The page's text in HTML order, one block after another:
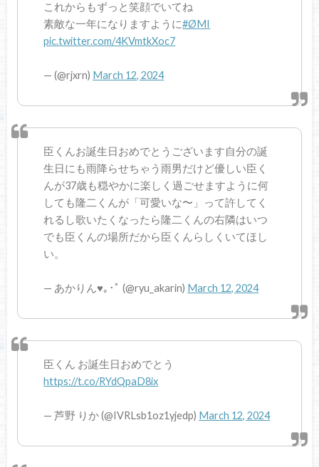
これからもずっと笑顔でいてね
素敵な一年になりますように#ØMI
pic.twitter.com/4KVmtkXoc7
— (@rjxrn) March 12, 2024
臣くんお誕生日おめでとうございます自分の誕
生日にも雨降らせちゃう雨男だけど優しい臣く
んが37歳も穏やかに楽しく過ごせますように何
しても隆二くんが「可愛いな〜」って許してく
れるし歌いたくなったら隆二くんの右隣はいつ
でも臣くんの場所だから臣くんらしくいてほし
い。
— あかりん♥｡･ﾟ (@ryu_akarin) March 12, 2024
臣くん お誕生日おめでとう
https://t.co/RYdQpaD8ix
— 芦野 りか (@IVRLsb1oz1yjedp) March 12, 2024